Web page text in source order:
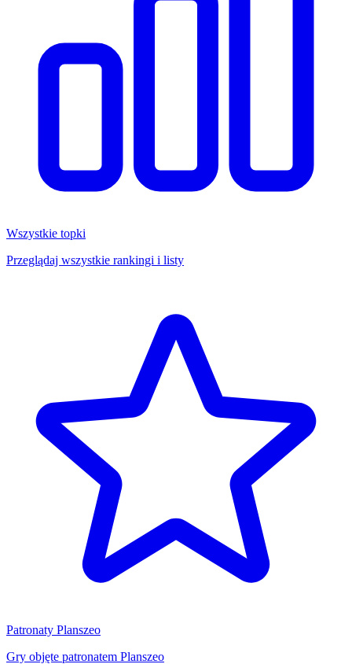
Wszystkie topki
Przeglądaj wszystkie rankingi i listy
Patronaty Planszeo
Gry objęte patronatem Planszeo